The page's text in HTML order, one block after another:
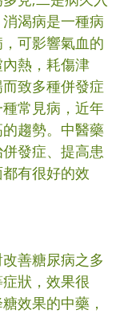
渴病是一種病
可影響氣血的
熱，耗傷津
致多種併發症
常見病，近年
趨勢。中醫藥
發症、提高患
有很好的效
善糖尿病之多
狀，效果很
效果的中藥，